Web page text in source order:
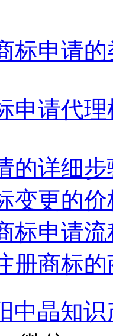
标申请
申请代
的详细
变更的
标申请
册商标
中晶知